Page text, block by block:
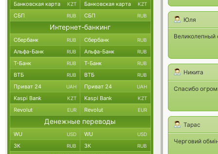
Юля
Великолепный
Никита
Спасибо
Тарас
Черговий
Банковская карта KZT Банковская карта KZT
СБП RUB СБП RUB
Интернет-банкинг
Сбербанк RUB Сбербанк RUB
Альфа-Банк RUB Альфа-Банк RUB
Т-Банк RUB Т-Банк RUB
ВТБ RUB ВТБ RUB
Приват 24 UAH Приват 24 UAH
Kaspi Bank KZT Kaspi Bank KZT
Revolut EUR Revolut EUR
Денежные переводы
WU USD WU USD
ЗК RUB ЗК RUB